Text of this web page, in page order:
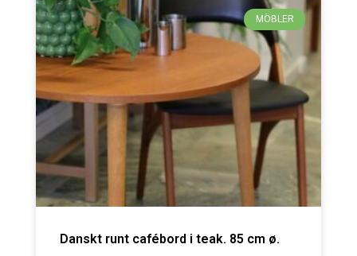
MÖBLER
Danskt runt cafébord i teak. 85 cm ø.